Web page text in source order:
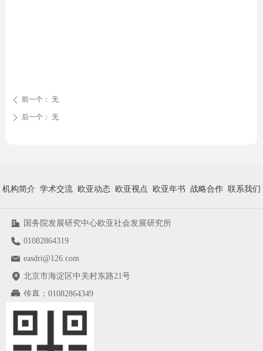
ꄴ 前一个： 无
ꄲ 后一个： 无
机构简介 学术交流 欧亚动态 欧亚视点 欧亚年书 战略合作 联系我们
国务院发展研究中心欧亚社会发展研究所
01082864319
easdri@126.com
北京市海淀区中关村东路21号
传真： 01082864349